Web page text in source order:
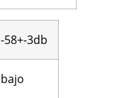
-58+-3db
bajo